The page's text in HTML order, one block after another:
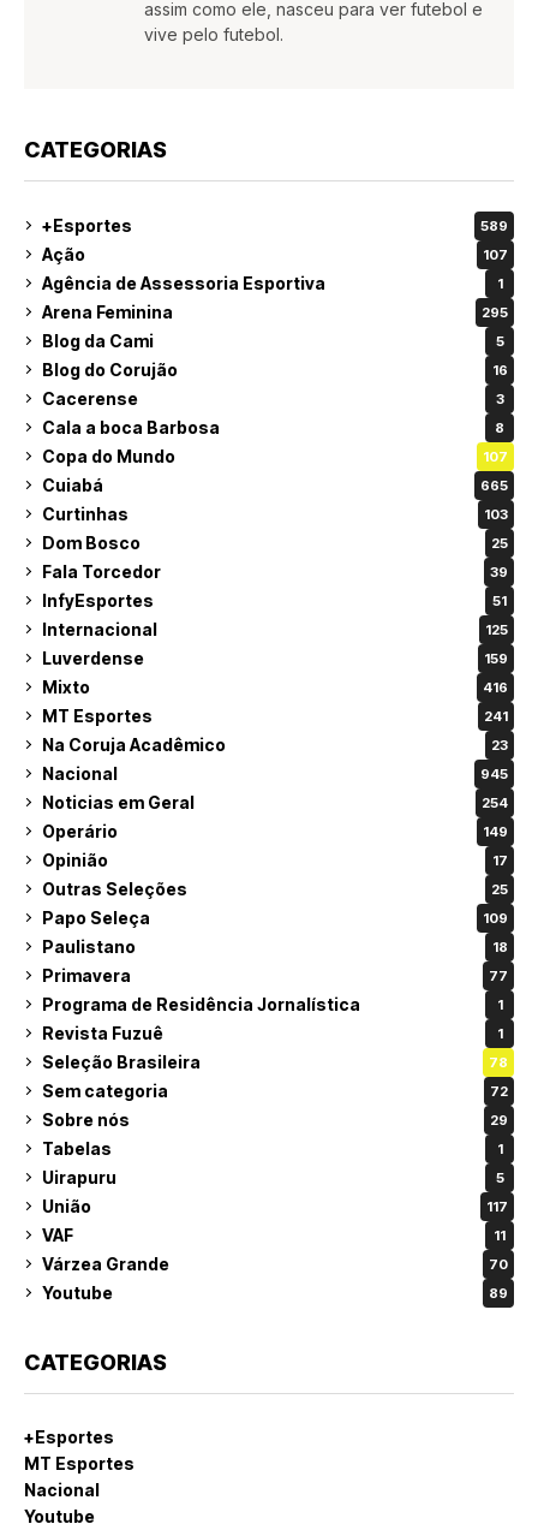
assim como ele, nasceu para ver futebol e
vive pelo futebol.
CATEGORIAS
+Esportes 589
Ação 107
Agência de Assessoria Esportiva 1
Arena Feminina 295
Blog da Cami 5
Blog do Corujão 16
Cacerense 3
Cala a boca Barbosa 8
Copa do Mundo 107
Cuiabá 665
Curtinhas 103
Dom Bosco 25
Fala Torcedor 39
InfyEsportes 51
Internacional 125
Luverdense 159
Mixto 416
MT Esportes 241
Na Coruja Acadêmico 23
Nacional 945
Noticias em Geral 254
Operário 149
Opinião 17
Outras Seleções 25
Papo Seleça 109
Paulistano 18
Primavera 77
Programa de Residência Jornalística 1
Revista Fuzuê 1
Seleção Brasileira 78
Sem categoria 72
Sobre nós 29
Tabelas 1
Uirapuru 5
União 117
VAF 11
Várzea Grande 70
Youtube 89
CATEGORIAS
+Esportes
MT Esportes
Nacional
Youtube